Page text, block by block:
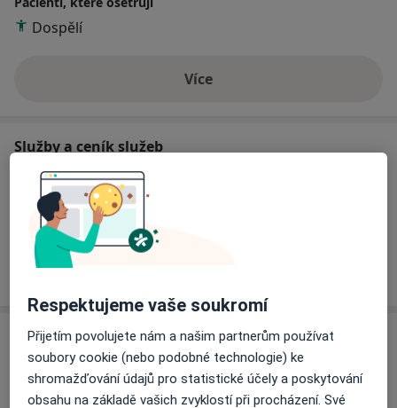
Dospělí
Víceo zkušenostech
Služby a ceník služeb
Operace šedého zákalu
Detaily
Jak fungují ceny?
Adresa
Oční centrum Praha, a.s.
Pod Dráhou 1637/6, Praha 7,Praha170 00
Respektujeme vaše soukromí
Přijetím povolujete nám a našim partnerům používat
soubory cookie (nebo podobné technologie) ke
shromažďování údajů pro statistické účely a poskytování
obsahu na základě vašich zvyklostí při procházení. Své